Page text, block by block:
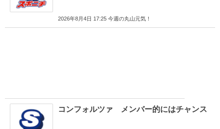
2026年8月4日 17:25 今週の丸山元気！
コンフォルツァ メンバー的にはチャンス